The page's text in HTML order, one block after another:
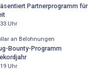
Partnerprogramm für
Uhr
an Belohnungen
Bounty-Programm
Uhr